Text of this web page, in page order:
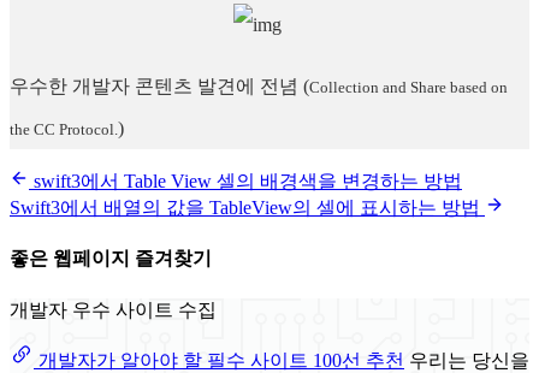
우수한 개발자 콘텐츠 발견에 전념 (Collection and Share based on
the CC Protocol.)
swift3에서 Table View 셀의 배경색을 변경하는 방법
Swift3에서 배열의 값을 TableView의 셀에 표시하는 방법
좋은 웹페이지 즐겨찾기
개발자 우수 사이트 수집
개발자가 알아야 할 필수 사이트 100선 추천 우리는 당신을